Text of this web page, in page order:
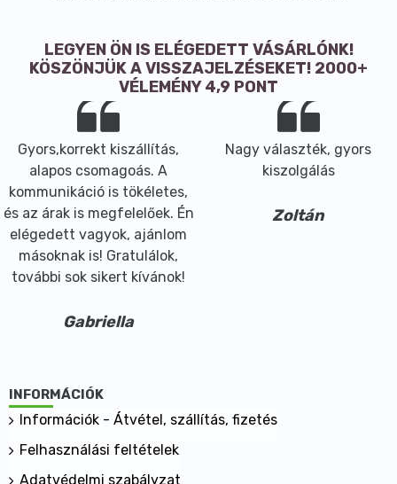
(mikrokristályos cellulóz), kapszulahéj (hidroxipropil-
metil-cellulóz)
LEGYEN ÖN IS ELÉGEDETT VÁSÁRLÓNK!
KÖSZÖNJÜK A VISSZAJELZÉSEKET! 2000+
VÉLEMÉNY 4,9 PONT
Gyors,korrekt kiszállítás,
alapos csomagoás. A
kommunikáció is tökéletes,
és az árak is megfelelőek. Én
elégedett vagyok, ajánlom
másoknak is! Gratulálok,
további sok sikert kívánok!
Gabriella
Nagy választék, gyors
kiszolgálás
Zoltán
INFORMÁCIÓK
Információk - Átvétel, szállítás, fizetés
Felhasználási feltételek
Adatvédelmi szabályzat